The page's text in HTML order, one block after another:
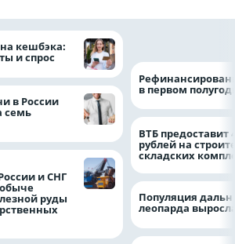
кешбэка:
и спрос
в России
семь
и СНГ
руды
в первом
ВТБ предоставит
рублей на
складских
Популяция
леопарда